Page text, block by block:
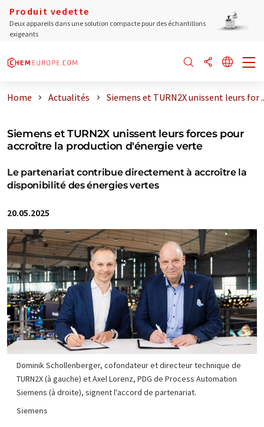
Produit vedette
Deux appareils dans une solution compacte pour des échantillons
exigeants
Home Actualités Siemens et TURN2X unissent leurs for
Siemens et TURN2X unissent leurs forces pour
accroître la production d'énergie verte
Le partenariat contribue directement à accroître la
disponibilité des énergies vertes
20.05.2025
Dominik Schollenberger, cofondateur et directeur technique de
TURN2X (à gauche) et Axel Lorenz, PDG de Process Automation
Siemens (à droite), signent l'accord de partenariat.
Siemens